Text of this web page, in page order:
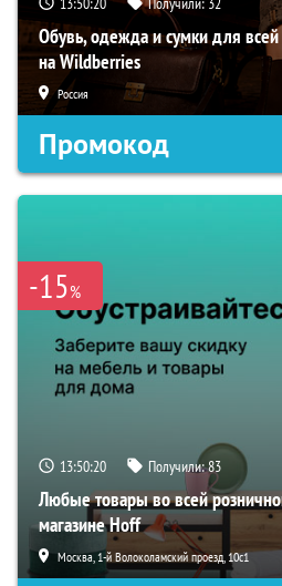
Обувь, одежда и сумки для
на Wildberries
Россия
Промокод
-15%
13:50:19 Получили:83
Любые товары во всей
магазине Hoff
Москва, 1-й Волоколамский проезд, 10с1